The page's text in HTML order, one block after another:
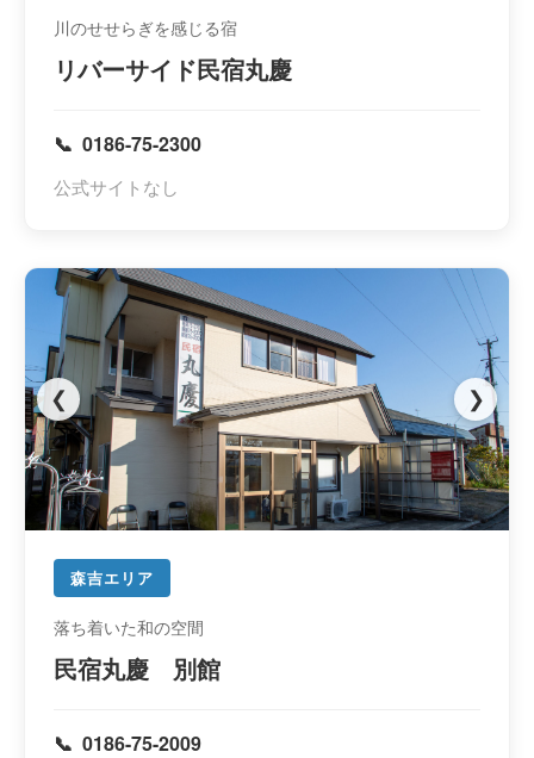
川のせせらぎを感じる宿
リバーサイド民宿丸慶
0186-75-2300
公式サイトなし
❮ ❯
森吉エリア
落ち着いた和の空間
民宿丸慶 別館
0186-75-2009